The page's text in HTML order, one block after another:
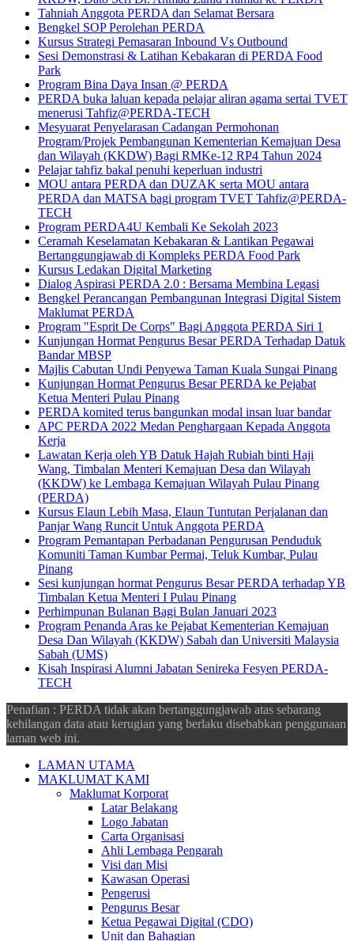
Tahniah Anggota PERDA dan Selamat Bersara
Bengkel SOP Perolehan PERDA
Kursus Strategi Pemasaran Inbound Vs Outbound
Sesi Demonstrasi & Latihan Kebakaran di PERDA Food
Park
Program Bina Daya Insan @ PERDA
PERDA buka laluan kepada pelajar aliran agama sertai TVET
menerusi Tahfiz@PERDA-TECH
Mesyuarat Penyelarasan Cadangan Permohonan
Program/Projek Pembangunan Kementerian Kemajuan Desa
dan Wilayah (KKDW) Bagi RMKe-12 RP4 Tahun 2024
Pelajar tahfiz bakal penuhi keperluan industri
MOU antara PERDA dan DUZAK serta MOU antara
PERDA dan MATSA bagi program TVET Tahfiz@PERDA-
TECH
Program PERDA4U Kembali Ke Sekolah 2023
Ceramah Keselamatan Kebakaran & Lantikan Pegawai
Bertanggungjawab di Kompleks PERDA Food Park
Kursus Ledakan Digital Marketing
Dialog Aspirasi PERDA 2.0 : Bersama Membina Legasi
Bengkel Perancangan Pembangunan Integrasi Digital Sistem
Maklumat PERDA
Program "Esprit De Corps" Bagi Anggota PERDA Siri 1
Kunjungan Hormat Pengurus Besar PERDA Terhadap Datuk
Bandar MBSP
Majlis Cabutan Undi Penyewa Taman Kuala Sungai Pinang
Kunjungan Hormat Pengurus Besar PERDA ke Pejabat
Ketua Menteri Pulau Pinang
PERDA komited terus bangunkan modal insan luar bandar
APC PERDA 2022 Medan Penghargaan Kepada Anggota
Kerja
Lawatan Kerja oleh YB Datuk Hajah Rubiah binti Haji
Wang, Timbalan Menteri Kemajuan Desa dan Wilayah
(KKDW) ke Lembaga Kemajuan Wilayah Pulau Pinang
(PERDA)
Kursus Elaun Lebih Masa, Elaun Tuntutan Perjalanan dan
Panjar Wang Runcit Untuk Anggota PERDA
Program Pemantapan Perbadanan Pengurusan Penduduk
Komuniti Taman Kumbar Permai, Teluk Kumbar, Pulau
Pinang
Sesi kunjungan hormat Pengurus Besar PERDA terhadap YB
Timbalan Ketua Menteri I Pulau Pinang
Perhimpunan Bulanan Bagi Bulan Januari 2023
Program Penanda Aras ke Pejabat Kementerian Kemajuan
Desa Dan Wilayah (KKDW) Sabah dan Universiti Malaysia
Sabah (UMS)
Kisah Inspirasi Alumni Jabatan Senireka Fesyen PERDA-
TECH
Penafian : PERDA tidak akan bertanggungjawab atas sebarang
kehilangan data atau kerugian yang berlaku disebabkan penggunaan
laman web ini.
LAMAN UTAMA
MAKLUMAT KAMI
Maklumat Korporat
Latar Belakang
Logo Jabatan
Carta Organisasi
Ahli Lembaga Pengarah
Visi dan Misi
Kawasan Operasi
Pengerusi
Pengurus Besar
Ketua Pegawai Digital (CDO)
Unit dan Bahagian